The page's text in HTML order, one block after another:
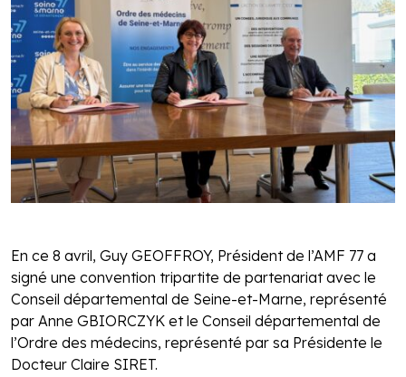
En ce 8 avril, Guy GEOFFROY, Président de l’AMF 77 a
signé une convention tripartite de partenariat avec le
Conseil départemental de Seine-et-Marne, représenté
par Anne GBIORCZYK et le Conseil départemental de
l’Ordre des médecins, représenté par sa Présidente le
Docteur Claire SIRET.